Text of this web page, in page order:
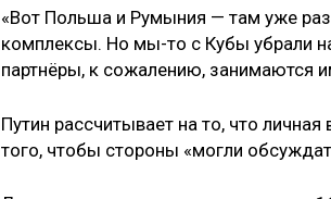
«Вот Польша и Румыния — там уже
комплексы. Но мы-то с Кубы убрали
партнёры, к сожалению, занимаются
Путин рассчитывает на то, что
того, чтобы стороны «могли